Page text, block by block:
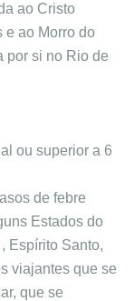
ao Cristo
e ao Morro do
por si no Rio de
ou superior a 6
de febre
Estados do
Espírito Santo,
viajantes que se
que se